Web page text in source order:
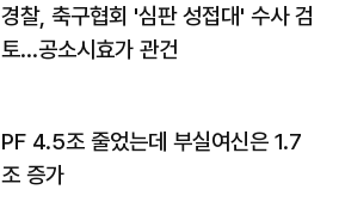
경찰, 축구협회 '심판 성접대' 수사 검
토…공소시효가 관건
PF 4.5조 줄었는데 부실여신은 1.7
조 증가